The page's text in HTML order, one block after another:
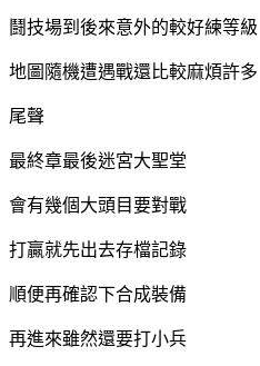
鬪技場到後來意外的較好練等級
地圖隨機遭遇戰還比較麻煩許多
尾聲
最終章最後迷宮大聖堂
會有幾個大頭目要對戰
打贏就先出去存檔記錄
順便再確認下合成裝備
再進來雖然還要打小兵